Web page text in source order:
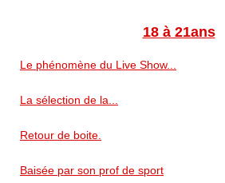
18 à 21ans
Le phénomène du Live Show...
La sélection de la...
Retour de boite.
Baisée par son prof de sport